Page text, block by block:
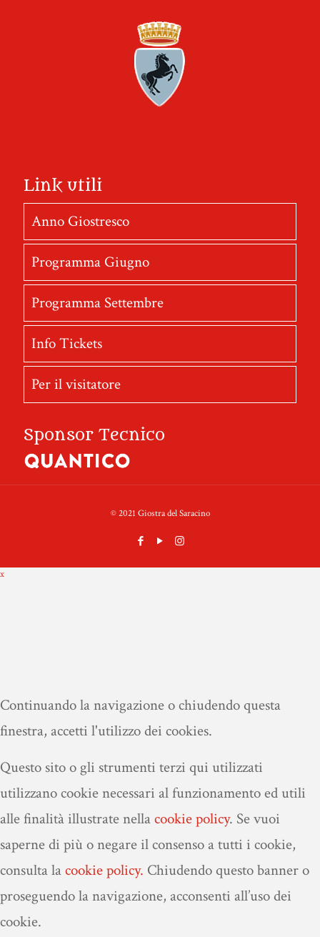
Link utili
Anno Giostresco
Programma Giugno
Programma Settembre
Info Tickets
Per il visitatore
Sponsor Tecnico
© 2021 Giostra del Saracino
x
Continuando la navigazione o chiudendo questa
finestra, accetti l'utilizzo dei cookies.
Questo sito o gli strumenti terzi qui utilizzati
utilizzano cookie necessari al funzionamento ed utili
alle finalità illustrate nellacookie policy. Se vuoi
saperne di più o negare il consenso a tutti i cookie,
consulta lacookie policy. Chiudendo questo banner o
proseguendo la navigazione, acconsenti all’uso dei
cookie.